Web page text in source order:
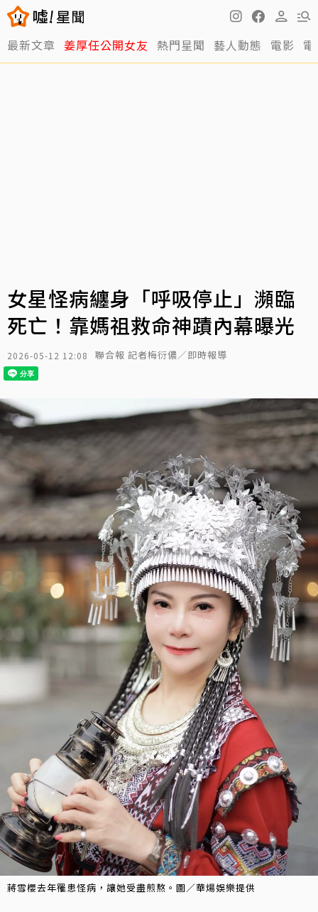
最新文章 姜厚任公開女友 熱門星聞 藝人動態 電影
女星怪病纏身「呼吸停止」瀕臨
死亡！靠媽祖救命神蹟內幕曝光
2026-05-12 12:08 聯合報 記者梅衍儂／即時報導
蔣雪櫻去年罹患怪病，讓她受盡煎熬。圖／華煬娛樂提供